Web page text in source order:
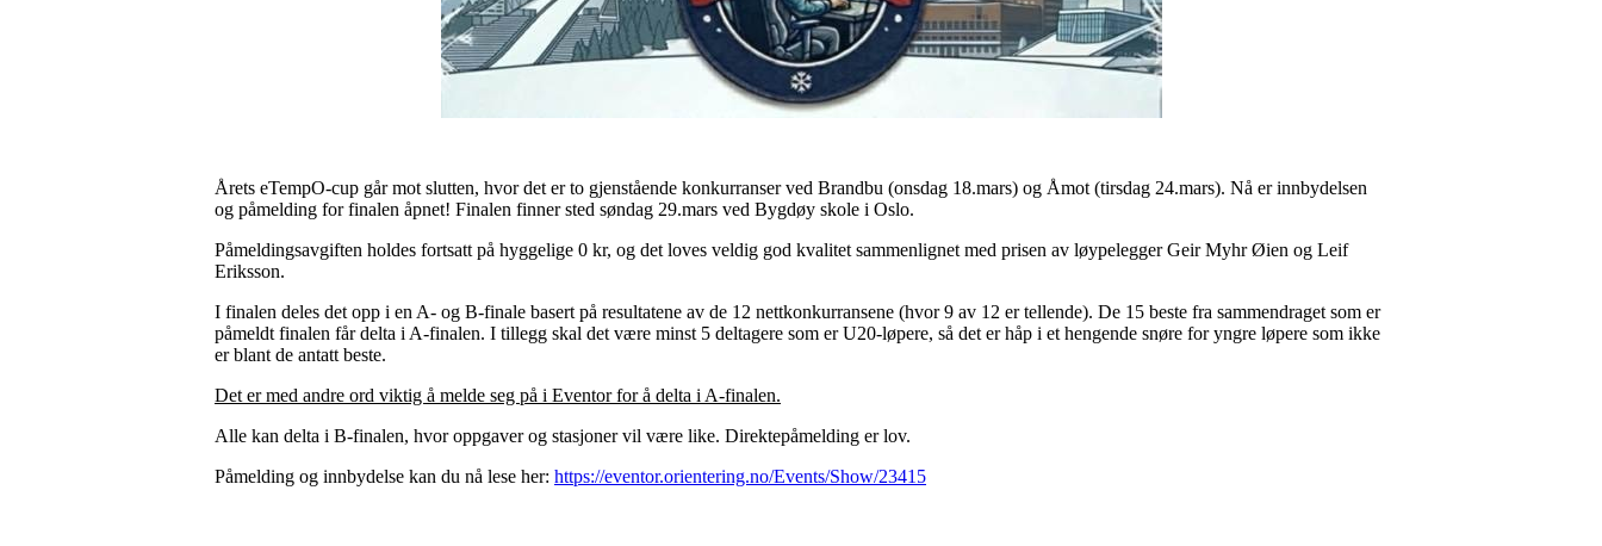
Årets eTempO-cup går mot slutten, hvor det er to gjenstående konkurranser ved Brandbu (onsdag 18.mars) og Åmot (tirsdag 24.mars). Nå er innbydelsen
og påmelding for finalen åpnet! Finalen finner sted søndag 29.mars ved Bygdøy skole i Oslo.
Påmeldingsavgiften holdes fortsatt på hyggelige 0 kr, og det loves veldig god kvalitet sammenlignet med prisen av løypelegger Geir Myhr Øien og Leif
Eriksson.
I finalen deles det opp i en A- og B-finale basert på resultatene av de 12 nettkonkurransene (hvor 9 av 12 er tellende). De 15 beste fra sammendraget som er
påmeldt finalen får delta i A-finalen. I tillegg skal det være minst 5 deltagere som er U20-løpere, så det er håp i et hengende snøre for yngre løpere som ikke
er blant de antatt beste.
Det er med andre ord viktig å melde seg på i Eventor for å delta i A-finalen.
Alle kan delta i B-finalen, hvor oppgaver og stasjoner vil være like. Direktepåmelding er lov.
Påmelding og innbydelse kan du nå lese her: https://eventor.orientering.no/Events/Show/23415